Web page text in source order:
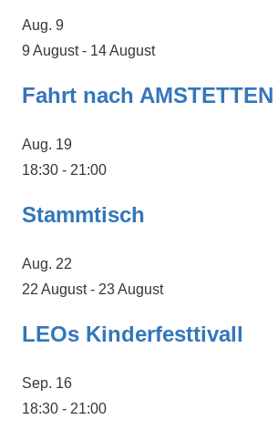
Aug. 9
9 August- 14 August
Fahrt nach AMSTETTEN
Aug. 19
18:30 - 21:00
Stammtisch
Aug. 22
22 August- 23 August
LEOs Kinderfesttivall
Sep. 16
18:30 - 21:00